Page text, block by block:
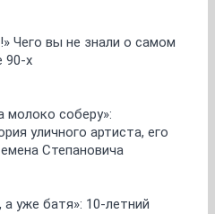
Чего вы не знали о самом
90-х
молоко соберу»:
уличного артиста, его
Степановича
а уже батя»: 10-летний